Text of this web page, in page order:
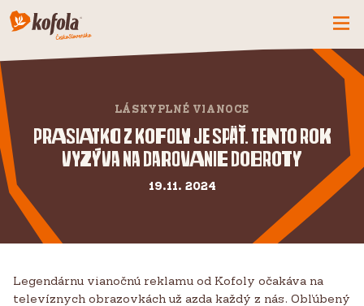
SPOZNAJ FIRMU
KOFOLA
PRODUKTY
PRIDAJ SA K NÁM
KONTAKTY
LÁSKYPLNÉ VIANOCE
Prasiatko z Kofoly je späť. Tento rok
vyzýva na darovanie dobroty
19.11. 2024
Legendárnu vianočnú reklamu od Kofoly očakáva na
televíznych obrazovkách už azda každý z nás. Obľúbený